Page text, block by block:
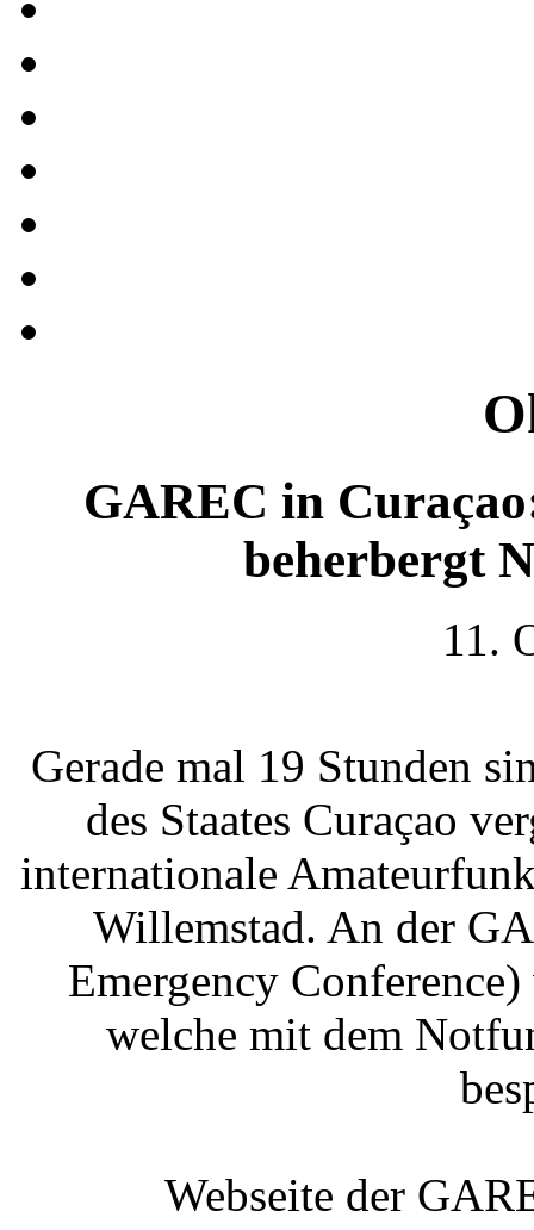
GAREC in
beherbergt
11.
Gerade mal 19 Stunden
des Staates Curaçao
internationale
Willemstad. An der
Emergency
welche mit dem
Webseite der